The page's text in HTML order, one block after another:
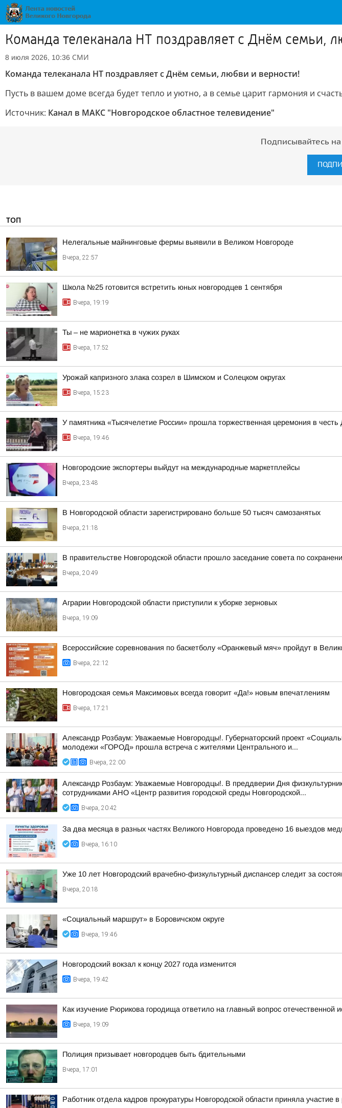
Команда телеканала НТ поздравляет с Днём семьи,
8 июля 2026, 10:36 СМИ
Команда телеканала НТ поздравляет с Днём семьи, любви и верности!
Пусть в вашем доме всегда будет тепло и уютно, а в семье царит гармония и
Источник: Канал в МАКС "Новгородское областное телевидение"
Подписывайтесь
ТОП
Нелегальные майнинговые фермы выявили в Великом Новгороде
Вчера, 22:57
Школа №25 готовится встретить юных новгородцев 1 сентября
Вчера, 19:19
Ты – не марионетка в чужих руках
Вчера, 17:52
Урожай капризного злака созрел в Шимском и Солецком округах
Вчера, 15:23
У памятника «Тысячелетие России» прошла торжественная церемония в честь
Вчера, 19:46
Новгородские экспортеры выйдут на международные маркетплейсы
Вчера, 23:48
В Новгородской области зарегистрировано больше 50 тысяч самозанятых
Вчера, 21:18
В правительстве Новгородской области прошло заседание совета по
Вчера, 20:49
Аграрии Новгородской области приступили к уборке зерновых
Вчера, 19:09
Всероссийские соревнования по баскетболу «Оранжевый мяч» пройдут в
Вчера, 22:12
Новгородская семья Максимовых всегда говорит «Да!» новым впечатлениям
Вчера, 17:21
Александр Розбаум: Уважаемые Новгородцы!. Губернаторский проект
молодежи «ГОРОД» прошла встреча с жителями Центрального и...
Вчера, 22:00
Александр Розбаум: Уважаемые Новгородцы!. В преддверии Дня
сотрудниками АНО «Центр развития городской среды Новгородской...
Вчера, 20:42
За два месяца в разных частях Великого Новгорода проведено 16 выездов
Вчера, 16:10
Уже 10 лет Новгородский врачебно-физкультурный диспансер следит за
Вчера, 20:18
«Социальный маршрут» в Боровичском округе
Вчера, 19:46
Новгородский вокзал к концу 2027 года изменится
Вчера, 19:42
Как изучение Рюрикова городища ответило на главный вопрос отечественной
Вчера, 19:09
Полиция призывает новгородцев быть бдительными
Вчера, 17:01
Работник отдела кадров прокуратуры Новгородской области приняла